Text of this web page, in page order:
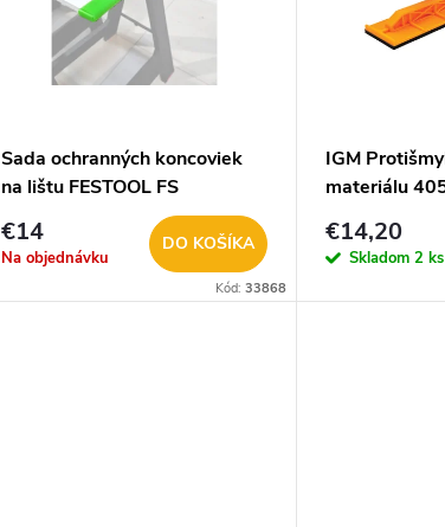
Sada ochranných koncoviek
na lištu FESTOOL FS
/5907426191266/
€14
Na objednávku
DO KOŠÍKA
Kód:33868
IGM
materiálu
€14,20
Skladom2 ks